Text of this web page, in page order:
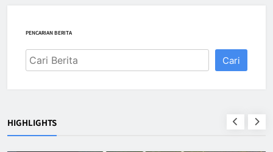
PENCARIAN BERITA
Cari
HIGHLIGHTS